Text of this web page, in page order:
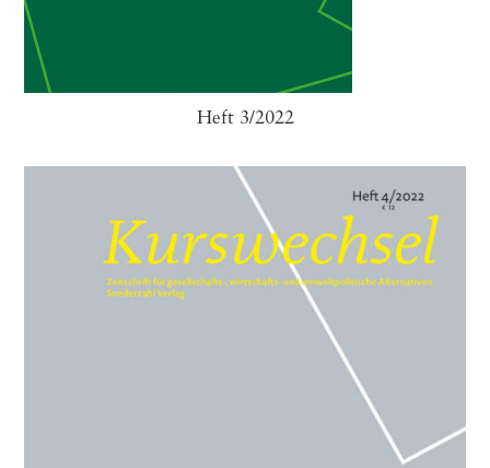
Heft 3/2022